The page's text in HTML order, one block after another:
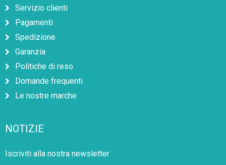
Servizio clienti
Pagamenti
Spedizione
Garanzia
Politiche di reso
Domande frequenti
Le nostre marche
NOTIZIE
Iscriviti alla nostra newsletter